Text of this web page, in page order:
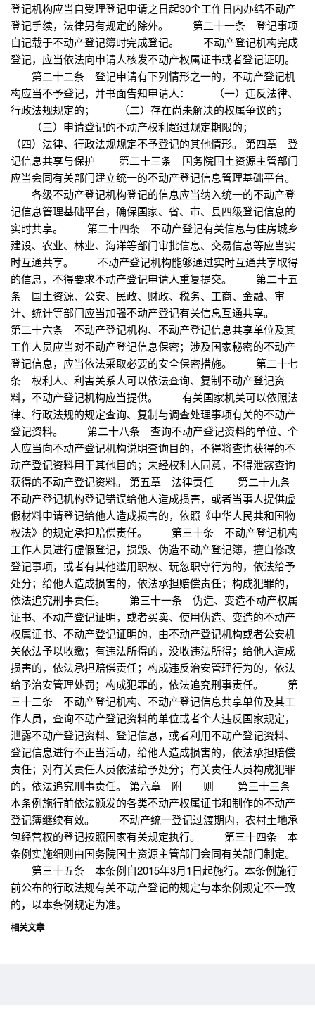
登记机构应当自受理登记申请之日起30个工作日内办结不动产
登记手续，法律另有规定的除外。 第二十一条 登记事项
自记载于不动产登记簿时完成登记。 不动产登记机构完成
登记，应当依法向申请人核发不动产权属证书或者登记证明。
第二十二条 登记申请有下列情形之一的，不动产登记机
构应当不予登记，并书面告知申请人： （一）违反法律、
行政法规规定的； （二）存在尚未解决的权属争议的；
（三）申请登记的不动产权利超过规定期限的；
（四）法律、行政法规规定不予登记的其他情形。 第四章 登
记信息共享与保护 第二十三条 国务院国土资源主管部门
应当会同有关部门建立统一的不动产登记信息管理基础平台。
各级不动产登记机构登记的信息应当纳入统一的不动产登
记信息管理基础平台，确保国家、省、市、县四级登记信息的
实时共享。 第二十四条 不动产登记有关信息与住房城乡
建设、农业、林业、海洋等部门审批信息、交易信息等应当实
时互通共享。 不动产登记机构能够通过实时互通共享取得
的信息，不得要求不动产登记申请人重复提交。 第二十五
条 国土资源、公安、民政、财政、税务、工商、金融、审
计、统计等部门应当加强不动产登记有关信息互通共享。
第二十六条 不动产登记机构、不动产登记信息共享单位及其
工作人员应当对不动产登记信息保密；涉及国家秘密的不动产
登记信息，应当依法采取必要的安全保密措施。 第二十七
条 权利人、利害关系人可以依法查询、复制不动产登记资
料，不动产登记机构应当提供。 有关国家机关可以依照法
律、行政法规的规定查询、复制与调查处理事项有关的不动产
登记资料。 第二十八条 查询不动产登记资料的单位、个
人应当向不动产登记机构说明查询目的，不得将查询获得的不
动产登记资料用于其他目的；未经权利人同意，不得泄露查询
获得的不动产登记资料。 第五章 法律责任 第二十九条
不动产登记机构登记错误给他人造成损害，或者当事人提供虚
假材料申请登记给他人造成损害的，依照《中华人民共和国物
权法》的规定承担赔偿责任。 第三十条 不动产登记机构
工作人员进行虚假登记，损毁、伪造不动产登记簿，擅自修改
登记事项，或者有其他滥用职权、玩忽职守行为的，依法给予
处分；给他人造成损害的，依法承担赔偿责任；构成犯罪的，
依法追究刑事责任。 第三十一条 伪造、变造不动产权属
证书、不动产登记证明，或者买卖、使用伪造、变造的不动产
权属证书、不动产登记证明的，由不动产登记机构或者公安机
关依法予以收缴；有违法所得的，没收违法所得；给他人造成
损害的，依法承担赔偿责任；构成违反治安管理行为的，依法
给予治安管理处罚；构成犯罪的，依法追究刑事责任。 第
三十二条 不动产登记机构、不动产登记信息共享单位及其工
作人员，查询不动产登记资料的单位或者个人违反国家规定，
泄露不动产登记资料、登记信息，或者利用不动产登记资料、
登记信息进行不正当活动，给他人造成损害的，依法承担赔偿
责任；对有关责任人员依法给予处分；有关责任人员构成犯罪
的，依法追究刑事责任。 第六章 附 则 第三十三条
本条例施行前依法颁发的各类不动产权属证书和制作的不动产
登记簿继续有效。 不动产统一登记过渡期内，农村土地承
包经营权的登记按照国家有关规定执行。 第三十四条 本
条例实施细则由国务院国土资源主管部门会同有关部门制定。
第三十五条 本条例自2015年3月1日起施行。本条例施行
前公布的行政法规有关不动产登记的规定与本条例规定不一致
的，以本条例规定为准。
相关文章